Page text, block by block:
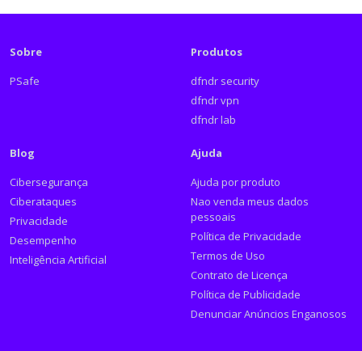
Sobre
PSafe
Produtos
dfndr security
dfndr vpn
dfndr lab
Blog
Cibersegurança
Ciberataques
Privacidade
Desempenho
Inteligência Artificial
Ajuda
Ajuda por produto
Nao venda meus dados
pessoais
Política de Privacidade
Termos de Uso
Contrato de Licença
Política de Publicidade
Denunciar Anúncios Enganosos